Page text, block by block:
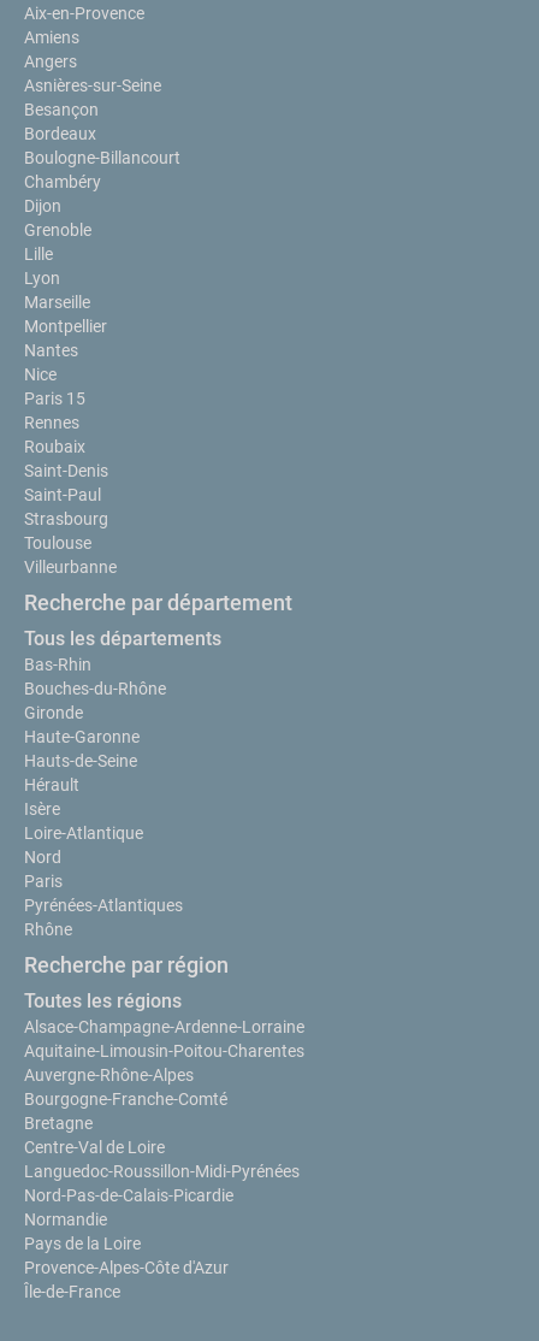
Aix-en-Provence
Amiens
Angers
Asnières-sur-Seine
Besançon
Bordeaux
Boulogne-Billancourt
Chambéry
Dijon
Grenoble
Lille
Lyon
Marseille
Montpellier
Nantes
Nice
Paris 15
Rennes
Roubaix
Saint-Denis
Saint-Paul
Strasbourg
Toulouse
Villeurbanne
Recherche par département
Tous les départements
Bas-Rhin
Bouches-du-Rhône
Gironde
Haute-Garonne
Hauts-de-Seine
Hérault
Isère
Loire-Atlantique
Nord
Paris
Pyrénées-Atlantiques
Rhône
Recherche par région
Toutes les régions
Alsace-Champagne-Ardenne-Lorraine
Aquitaine-Limousin-Poitou-Charentes
Auvergne-Rhône-Alpes
Bourgogne-Franche-Comté
Bretagne
Centre-Val de Loire
Languedoc-Roussillon-Midi-Pyrénées
Nord-Pas-de-Calais-Picardie
Normandie
Pays de la Loire
Provence-Alpes-Côte d'Azur
Île-de-France